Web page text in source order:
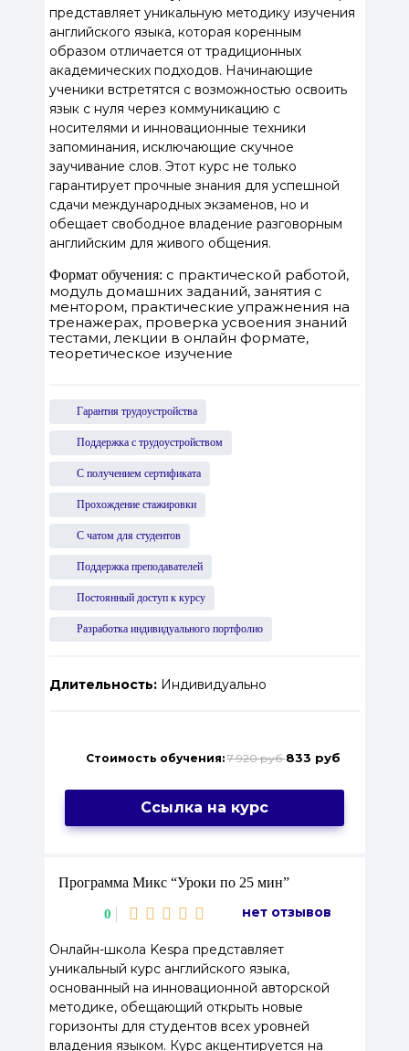
представляет уникальную методику изучения
английского языка, которая коренным
образом отличается от традиционных
академических подходов. Начинающие
ученики встретятся с возможностью освоить
язык с нуля через коммуникацию с
носителями и инновационные техники
запоминания, исключающие скучное
заучивание слов. Этот курс не только
гарантирует прочные знания для успешной
сдачи международных экзаменов, но и
обещает свободное владение разговорным
английским для живого общения.
Формат обучения: с практической работой,
модуль домашних заданий, занятия с
ментором, практические упражнения на
тренажерах, проверка усвоения знаний
тестами, лекции в онлайн формате,
теоретическое изучение
Гарантия трудоустройства
Поддержка с трудоустройством
С получением сертификата
Прохождение стажировки
С чатом для студентов
Поддержка преподавателей
Постоянный доступ к курсу
Разработка индивидуального портфолио
Длительность:Индивидуально
Стоимость обучения: 7 920 руб833 руб
Ссылка на курс
Программа Микс “Уроки по 25 мин”
0 нет отзывов
Онлайн-школа Kespa представляет
уникальный курс английского языка,
основанный на инновационной авторской
методике, обещающий открыть новые
горизонты для студентов всех уровней
владения языком. Курс акцентируется на